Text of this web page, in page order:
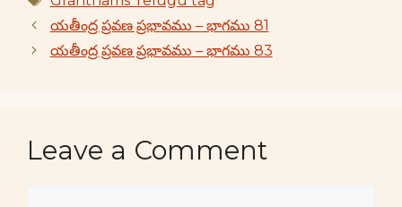
యతీంద్ర ప్రవణ ప్రభావము – భాగము 81
యతీంద్ర ప్రవణ ప్రభావము – భాగము 83
Leave a Comment